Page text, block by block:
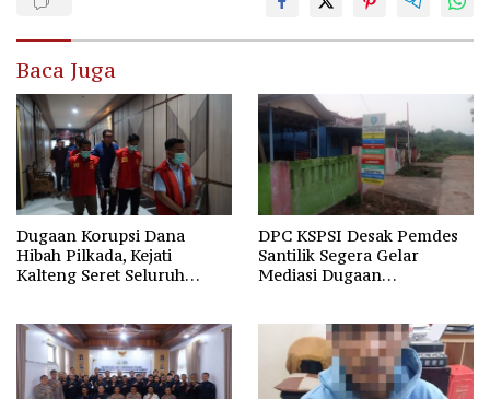
Baca Juga
Dugaan Korupsi Dana
Hibah Pilkada, Kejati
Kalteng Seret Seluruh
DPC KSPSI Desak Pemdes
Santilik Segera Gelar
Mediasi Dugaan